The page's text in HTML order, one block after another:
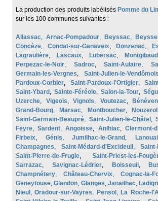
La production des produits labélisés Pomme du
sur les 100 communes suivantes :
Allassac, Arnac-Pompadour, Beyssac,
Concèze,Condat-sur-Ganaveix, Donzenac,
Lagraulière, Lascaux, Lubersac, Montgibaud
Perpezac-le-Noir, Sadroc, Saint-Aulaire,
Germain-les-Vergnes, Saint-Julien-le-Vendômois
Pardoux-Corbier, Saint-Pardoux-l'Ortigier,
Saint-Ybard , Sainte-Féréole, Salon-la-Tour,
Uzerche, Vigeois,Vignols, Voutezac,
Grand-Bourg, Marsac, Montboucher,
Saint-Germain-Beaupré, Saint-Julien-le-Châtel ,
Feyre,Sardent,Angoisse, Anlhiac, Clermont-
Firbeix, Génis,Jumilhac-le-Grand ,
Champagnes, Saint-Médard-d'Excideuil ,
Saint-Pierre-de-Frugie, Saint-Priest-les-
Sarrazac, Savignac-Lédrier, Boisseuil ,
Champnétery, Château-Chervix, Cognac-la-
Geneytouse,Glandon, Glanges, Janailhac,
Nieul ,Oradour-sur-Vayres, Pensol , La Roche-